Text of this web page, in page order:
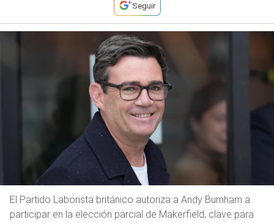
Seguir
El Partido Laborista británico autoriza a Andy Burnham a
participar en la elección parcial de Makerfield, clave para